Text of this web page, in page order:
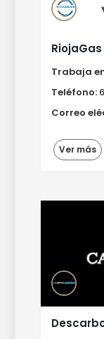
RiojaGas
Trabaja
Teléfono:
Correo
Ver más